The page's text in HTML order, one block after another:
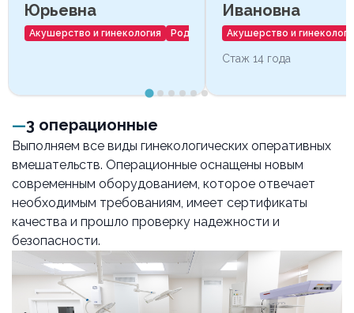
Юрьевна
Акушерство и гинекология Роды
Ивановна
Акушерство и
Стаж 14 года
3 операционные
Выполняем все виды гинекологических оперативных
вмешательств. Операционные оснащены новым
современным оборудованием, которое отвечает
необходимым требованиям, имеет сертификаты
качества и прошло проверку надежности и
безопасности.